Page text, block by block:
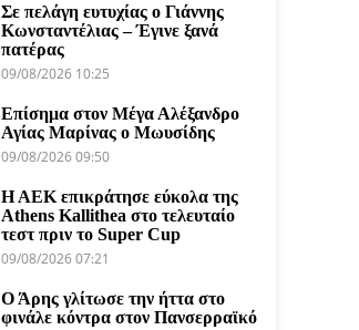
Σε πελάγη ευτυχίας ο Γιάννης
Κωνσταντέλιας – Έγινε ξανά
πατέρας
09/08/2026 10:25
Επίσημα στον Μέγα Αλέξανδρο
Αγίας Μαρίνας ο Μωυσίδης
09/08/2026 09:50
Η ΑΕΚ επικράτησε εύκολα της
Athens Kallithea στο τελευταίο
τεστ πριν το Super Cup
09/08/2026 07:21
Ο Άρης γλίτωσε την ήττα στο
φινάλε κόντρα στον Πανσερραϊκό